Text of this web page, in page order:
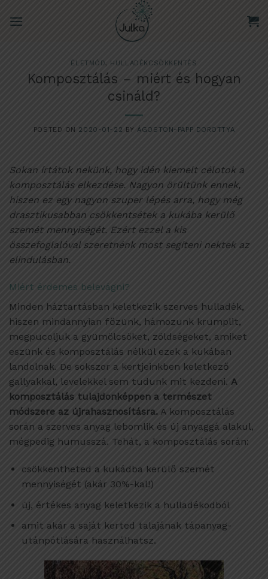
ÉLETMÓD, HULLADÉKCSÖKKENTÉS
Komposztálás – miért és hogyan
csináld?
POSTED ON 2020-01-22 BY ÁGOSTON-PAPP DOROTTYA
Sokan írtátok nekünk, hogy idén kiemelt célotok a
komposztálás elkezdése. Nagyon örültünk ennek,
hiszen ez egy nagyon szuper lépés arra, hogy még
drasztikusabban csökkentsétek a kukába kerülő
szemét mennyiségét. Ezért ezzel a kis
összefoglalóval szeretnénk most segíteni nektek az
elindulásban.
Miért érdemes belevágni?
Minden háztartásban keletkezik szerves hulladék,
hiszen mindannyian főzünk, hámozunk krumplit,
megpucoljuk a gyümölcsöket, zöldségeket, amiket
eszünk és komposztálás nélkül ezek a kukában
landolnak. De sokszor a kertjeinkben keletkező
gallyakkal, levelekkel sem tudunk mit kezdeni. A
komposztálás tulajdonképpen a természet
módszere az újrahasznosításra. A komposztálás
során a szerves anyag lebomlik és új anyaggá alakul,
mégpedig humusszá. Tehát, a komposztálás során:
csökkentheted a kukádba kerülő szemét
mennyiségét (akár 30%-kal!)
új, értékes anyag keletkezik a hulladékodból
amit akár a saját kerted talajának tápanyag-
utánpótlására használhatsz.